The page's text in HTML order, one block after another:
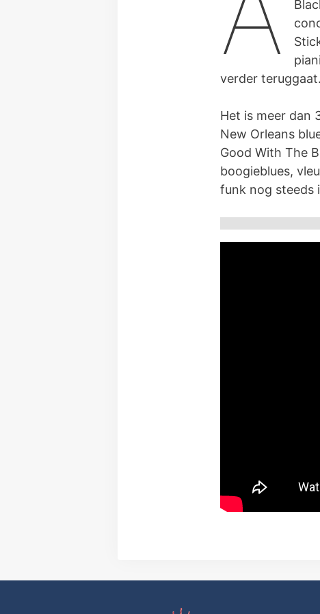
verder
Het is meer dan
New Orleans
Good With The
boogieblues,
funk nog steeds